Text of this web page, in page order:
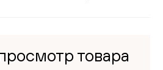
товара